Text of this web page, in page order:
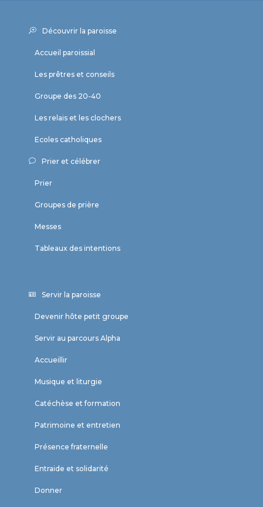
Découvrir la paroisse
Accueil paroissial
Les prêtres et conseils
Groupe des 20-40
Les relais et les clochers
Ecoles catholiques
Prier et célébrer
Prier
Groupes de prière
Messes
Tableaux des intentions
Servir la paroisse
Devenir hôte petit groupe
Servir au parcours Alpha
Accueillir
Musique et liturgie
Catéchèse et formation
Patrimoine et entretien
Présence fraternelle
Entraide et solidarité
Donner